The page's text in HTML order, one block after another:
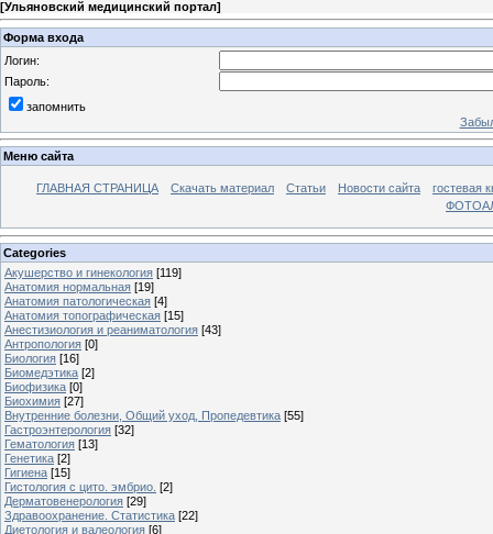
[Ульяновский медицинский портал]
Форма входа
Логин:
Пароль:
запомнить
Меню сайта
ГЛАВНАЯ СТРАНИЦА Скачать материал Статьи Новости сайта
гостевая
Categories
Акушерство и гинекология [119]
Анатомия нормальная [19]
Анатомия патологическая [4]
Анатомия топографическая [15]
Анестизиология и реаниматология [43]
Антропология [0]
Биология [16]
Биомедэтика [2]
Биофизика [0]
Биохимия [27]
Внутренние болезни, Общий уход, Пропедевтика [55]
Гастроэнтерология [32]
Гематология [13]
Генетика [2]
Гигиена [15]
Гистология с цито. эмбрио. [2]
Дерматовенерология [29]
Здравоохранение. Статистика [22]
Диетология и валеология [6]